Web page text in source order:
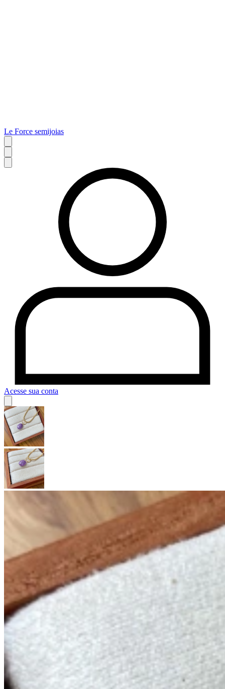
Le Force semijoias
Acesse sua conta